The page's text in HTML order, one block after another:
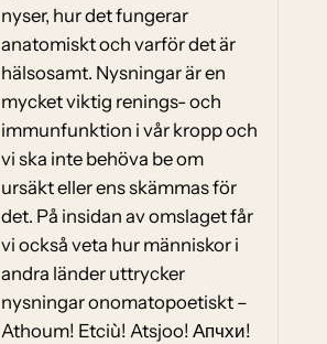
nyser, hur det fungerar
anatomiskt och varför det är
hälsosamt. Nysningar är en
mycket viktig renings- och
immunfunktion i vår kropp och
vi ska inte behöva be om
ursäkt eller ens skämmas för
det. På insidan av omslaget får
vi också veta hur människor i
andra länder uttrycker
nysningar onomatopoetiskt –
Athoum! Etciù! Atsjoo! Апчхи!